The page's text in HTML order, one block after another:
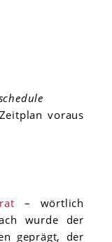
voraus
– wörtlich
wurde der
geprägt, der